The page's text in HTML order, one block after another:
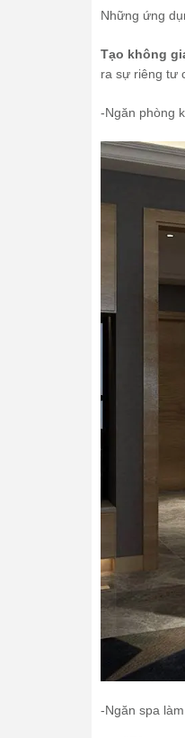
Những ứng
Tạo không
ra sự riêng tư
-Ngăn phòng
-Ngăn spa